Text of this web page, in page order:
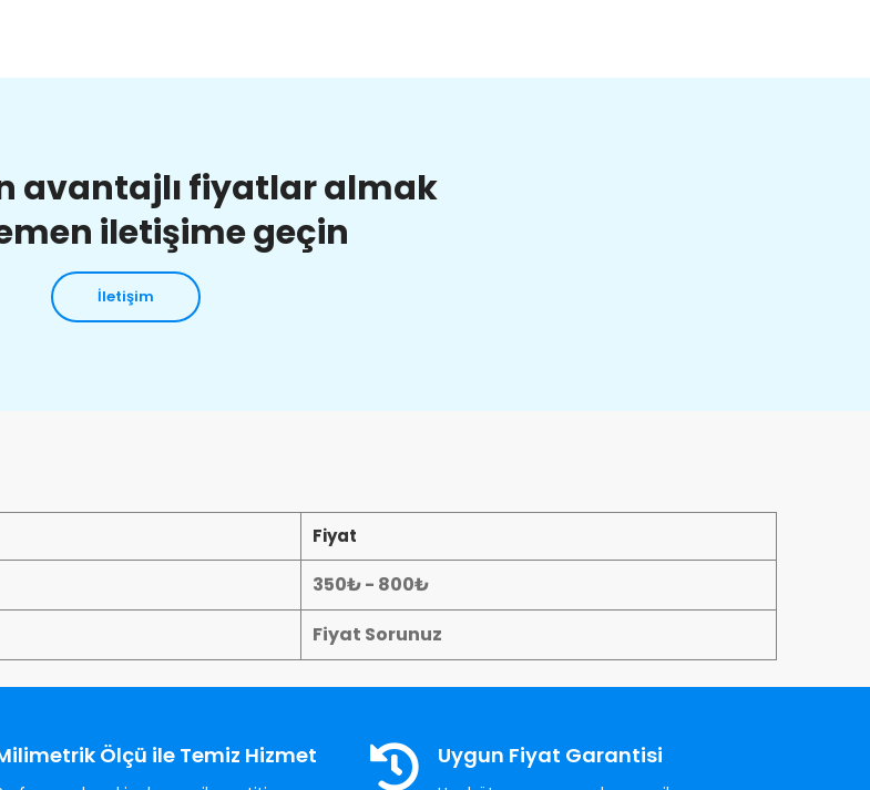
avantajlı fiyatlar almak
iletişime geçin
İletişim
Fiyat
350₺ - 800₺
Fiyat Sorunuz
Ölçü ile Temiz Hizmet Uygun Fiyat Garantisi